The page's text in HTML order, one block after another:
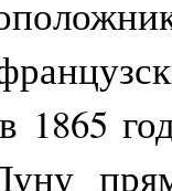
1865